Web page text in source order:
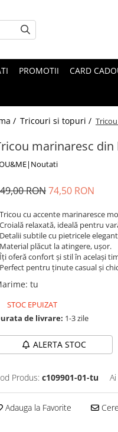
PROMOTII CARD
/ Tricouri si topuri /
marinaresc
RON74,50 RON
cu accente marinaresce
relaxată, ideală pentru
subtile cu pietricele
Material plăcut la atingere, ușor.
Îți oferă confort și stil în același
pentru ținute casual și
: tu
STOC EPUIZAT
de livrare: 1-3 zile
ALERTA STOC
Produs: c109901-01-tu
Adauga la Favorite